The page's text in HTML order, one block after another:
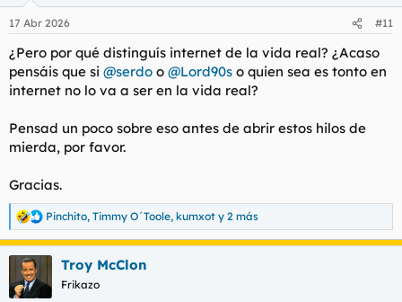
17 Abr 2026 #11
¿Pero por qué distinguís internet de la vida real? ¿Acaso
pensáis que si @serdo o @Lord90s o quien sea es tonto en
internet no lo va a ser en la vida real?
Pensad un poco sobre eso antes de abrir estos hilos de
mierda, por favor.
Gracias.
R
e
a
c
i
Pinchito, Timmy O´Toole, kumxot y 2 más
Troy McClon
Frikazo